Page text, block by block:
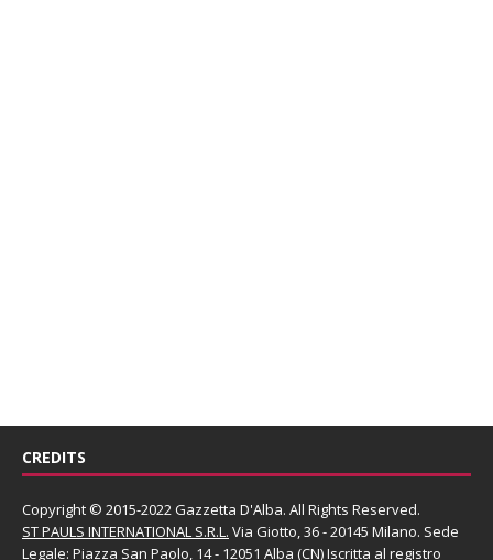
CREDITS
Copyright © 2015-2022 Gazzetta D'Alba. All Rights Reserved.
ST PAULS INTERNATIONAL S.R.L. Via Giotto, 36 - 20145 Milano. Sede
Legale: Piazza San Paolo, 14 - 12051 Alba (CN) Iscritta al registro